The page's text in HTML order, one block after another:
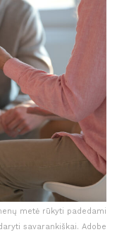
metė rūkyti padedami
savarankiškai. Adobe